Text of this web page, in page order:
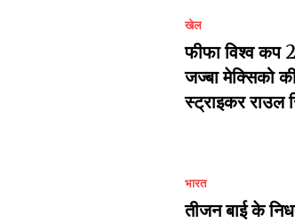
खेल
फीफा विश्व कप
जज्बा मेक्सिको
स्ट्राइकर राउल
भारत
तीजन बाई के